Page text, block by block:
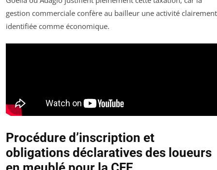
gestion commerciale confère au bailleur une activité clairement
identifiée comme économique.
Procédure d’inscription et
obligations déclaratives des loueurs